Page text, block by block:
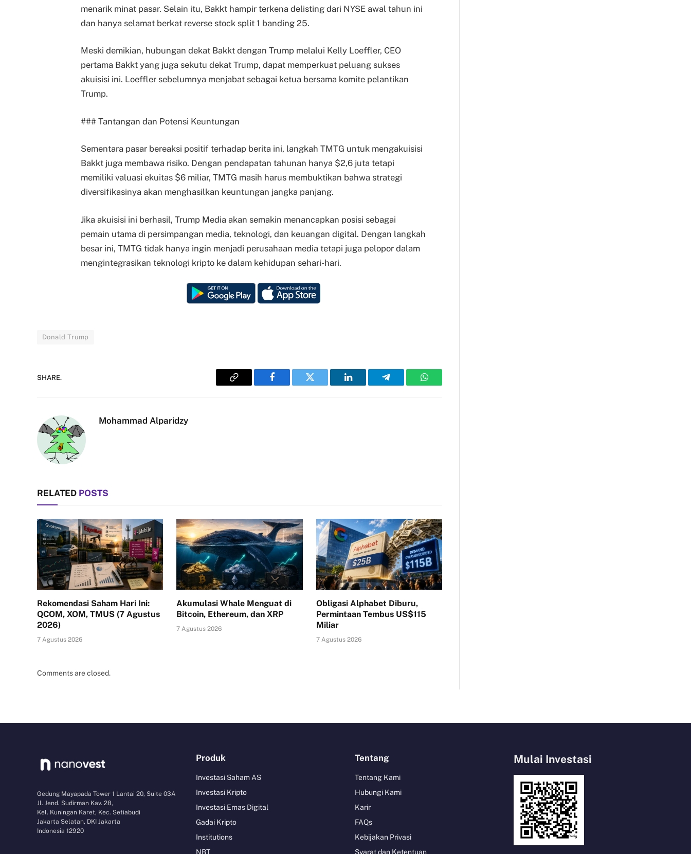
menarik minat pasar. Selain itu, Bakkt hampir terkena delisting dari NYSE awal tahun ini
dan hanya selamat berkat reverse stock split 1 banding 25.
Meski demikian, hubungan dekat Bakkt dengan Trump melalui Kelly Loeffler, CEO
pertama Bakkt yang juga sekutu dekat Trump, dapat memperkuat peluang sukses
akuisisi ini. Loeffler sebelumnya menjabat sebagai ketua bersama komite pelantikan
Trump.
### Tantangan dan Potensi Keuntungan
Sementara pasar bereaksi positif terhadap berita ini, langkah TMTG untuk mengakuisisi
Bakkt juga membawa risiko. Dengan pendapatan tahunan hanya $2,6 juta tetapi
memiliki valuasi ekuitas $6 miliar, TMTG masih harus membuktikan bahwa strategi
diversifikasinya akan menghasilkan keuntungan jangka panjang.
Jika akuisisi ini berhasil, Trump Media akan semakin menancapkan posisi sebagai
pemain utama di persimpangan media, teknologi, dan keuangan digital. Dengan langkah
besar ini, TMTG tidak hanya ingin menjadi perusahaan media tetapi juga pelopor dalam
mengintegrasikan teknologi kripto ke dalam kehidupan sehari-hari.
Donald Trump
SHARE.
Copy
Facebook Twitter LinkedIn Telegram WhatsApp
Mohammad Alparidzy
RELATED POSTS
Rekomendasi Saham Hari Ini:
QCOM, XOM, TMUS (7 Agustus
2026)
7 Agustus 2026
Akumulasi Whale Menguat di
Bitcoin, Ethereum, dan XRP
7 Agustus 2026
Obligasi Alphabet Diburu,
Permintaan Tembus US$115
Miliar
7 Agustus 2026
Comments are closed.
Gedung Mayapada Tower 1 Lantai 20, Suite 03A
Jl. Jend. Sudirman Kav. 28,
Kel. Kuningan Karet, Kec. Setiabudi
Jakarta Selatan, DKI Jakarta
Indonesia 12920
Produk
Investasi Saham AS
Investasi Kripto
Investasi Emas Digital
Gadai Kripto
Institutions
NBT
Tentang
Tentang Kami
Hubungi Kami
Karir
FAQs
Kebijakan Privasi
Syarat dan Ketentuan
Mulai Investasi